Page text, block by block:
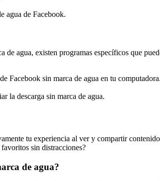
agua de Facebook.
agua, existen programas específicos que
Facebook sin marca de agua en tu computadora.
la descarga sin marca de agua.
tu experiencia al ver y compartir
sin distracciones?
de agua?